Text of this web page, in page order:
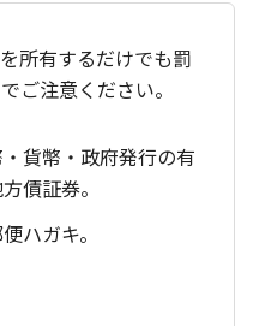
所有するだけでも罰
ご注意ください。
貨幣・政府発行の有
債証券。
ハガキ。